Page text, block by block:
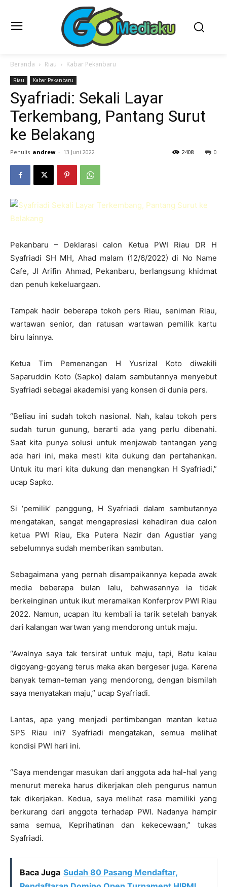
Beranda Riau Kabar Pekanbaru
Riau Kabar Pekanbaru
Syafriadi: Sekali Layar
Terkembang, Pantang Surut
ke Belakang
Penulis andrew - 13 Juni 2022 0
2408
Pekanbaru – Deklarasi calon Ketua PWI Riau DR H
Syafriadi SH MH, Ahad malam (12/6/2022) di No Name
Cafe, Jl Arifin Ahmad, Pekanbaru, berlangsung khidmat
dan penuh kekeluargaan.
Tampak hadir beberapa tokoh pers Riau, seniman Riau,
wartawan senior, dan ratusan wartawan pemilik kartu
biru lainnya.
Ketua Tim Pemenangan H Yusrizal Koto diwakili
Saparuddin Koto (Sapko) dalam sambutannya menyebut
Syafriadi sebagai akademisi yang konsen di dunia pers.
“Beliau ini sudah tokoh nasional. Nah, kalau tokoh pers
sudah turun gunung, berarti ada yang perlu dibenahi.
Saat kita punya solusi untuk menjawab tantangan yang
ada hari ini, maka mesti kita dukung dan pertahankan.
Untuk itu mari kita dukung dan menangkan H Syafriadi,”
ucap Sapko.
Si ‘pemilik’ panggung, H Syafriadi dalam sambutannya
mengatakan, sangat mengapresiasi kehadiran dua calon
ketua PWI Riau, Eka Putera Nazir dan Agustiar yang
sebelumnya sudah memberikan sambutan.
Sebagaimana yang pernah disampaikannya kepada awak
media beberapa bulan lalu, bahwasannya ia tidak
berkeinginan untuk ikut meramaikan Konferprov PWI Riau
2022. Namun, ucapan itu kembali ia tarik setelah banyak
dari kalangan wartwan yang mendorong untuk maju.
“Awalnya saya tak tersirat untuk maju, tapi, Batu kalau
digoyang-goyang terus maka akan bergeser juga. Karena
banyak teman-teman yang mendorong, dengan bismilah
saya menyatakan maju,” ucap Syafriadi.
Lantas, apa yang menjadi pertimbangan mantan ketua
SPS Riau ini? Syafriadi mengatakan, semua melihat
kondisi PWI hari ini.
“Saya mendengar masukan dari anggota ada hal-hal yang
menurut mereka harus dikerjakan oleh pengurus namun
tak dikerjakan. Kedua, saya melihat rasa memiliki yang
berkurang dari anggota terhadap PWI. Nadanya hampir
sama semua, Keprihatinan dan kekecewaan,” tukas
Syafriadi.
Baca Juga Sudah 80 Pasang Mendaftar,